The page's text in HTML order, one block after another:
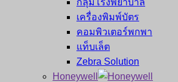
กลุ่มโรงพยาบาล
เครื่องพิมพ์บัตร
คอมพิวเตอร์พกพา
แท็บเล็ต
Zebra Solution
Honeywell